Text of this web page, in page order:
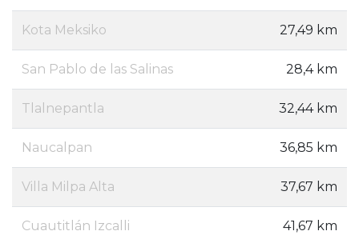
Kota Meksiko 27,49 km
San Pablo de las Salinas 28,4 km
Tlalnepantla 32,44 km
Naucalpan 36,85 km
Villa Milpa Alta 37,67 km
Cuautitlán Izcalli 41,67 km